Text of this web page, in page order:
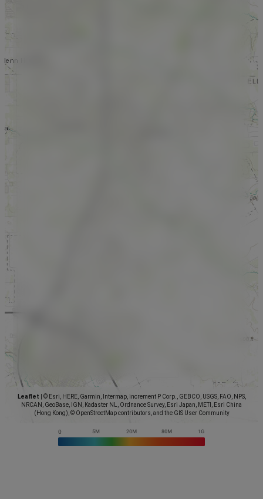
Leaflet
© Esri, HERE, Garmin, Intermap, increment P Corp., GEBCO, USGS, FAO, NPS,
NRCAN, GeoBase, IGN, Kadaster NL, Ordnance Survey, Esri Japan, METI, Esri China
(Hong Kong), © OpenStreetMap contributors, and the GIS User Community